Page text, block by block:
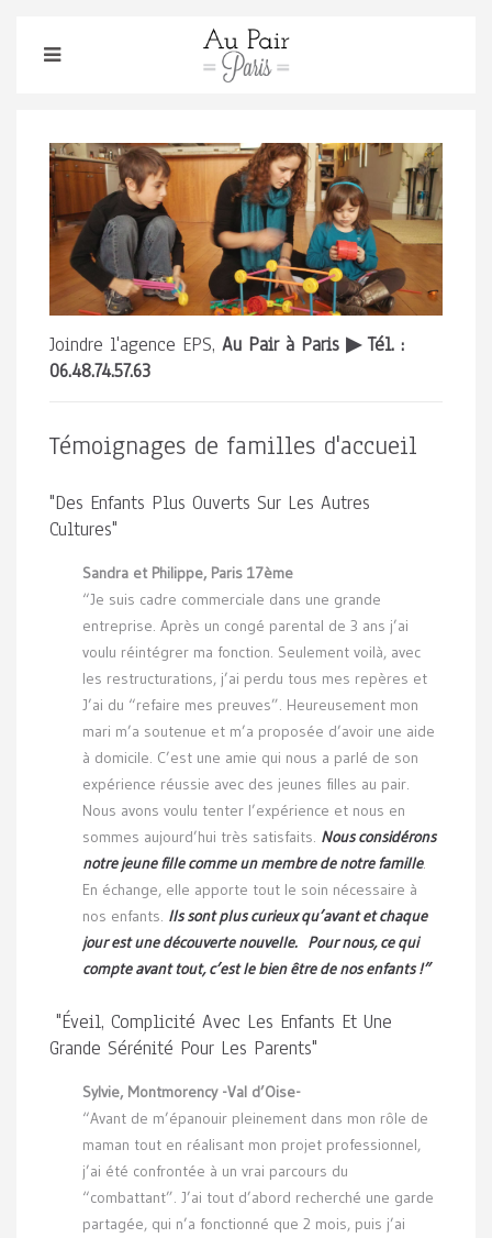
Joindre l'agence EPS, Au Pair à Paris ▶Tél. :
06.48.74.57.63
Témoignages de familles d'accueil
"Des Enfants Plus Ouverts Sur Les Autres
Cultures"
Sandra et Philippe, Paris 17ème
“Je suis cadre commerciale dans une grande
entreprise. Après un congé parental de 3 ans j’ai
voulu réintégrer ma fonction. Seulement voilà, avec
les restructurations, j’ai perdu tous mes repères et
J’ai du “refaire mes preuves”. Heureusement mon
mari m’a soutenue et m’a proposée d’avoir une aide
à domicile. C’est une amie qui nous a parlé de son
expérience réussie avec des jeunes filles au pair.
Nous avons voulu tenter l’expérience et nous en
sommes aujourd’hui très satisfaits. Nous considérons
notre jeune fille comme un membre de notre famille.
En échange, elle apporte tout le soin nécessaire à
nos enfants. Ils sont plus curieux qu’avant et chaque
jour est une découverte nouvelle. Pour nous, ce qui
compte avant tout, c’est le bien être de nos enfants !”
"Éveil, Complicité Avec Les Enfants Et Une
Grande Sérénité Pour Les Parents"
Sylvie, Montmorency -Val d’Oise-
“Avant de m’épanouir pleinement dans mon rôle de
maman tout en réalisant mon projet professionnel,
j’ai été confrontée à un vrai parcours du
“combattant”. J’ai tout d’abord recherché une garde
partagée, qui n’a fonctionné que 2 mois, puis j’ai